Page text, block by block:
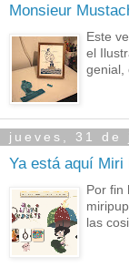
Monsieur
Este
el
genial,
jueves, 31 de
Ya está aquí Miri
Por fin
las